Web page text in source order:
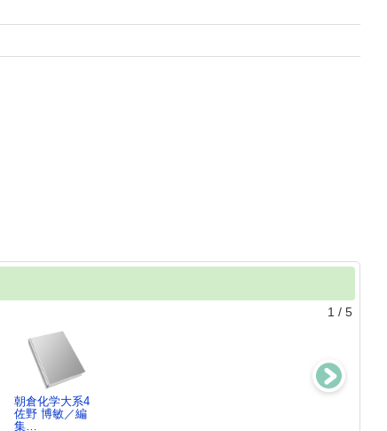
1 / 5
朝倉化学大系4
佐野 博敏／編
集…